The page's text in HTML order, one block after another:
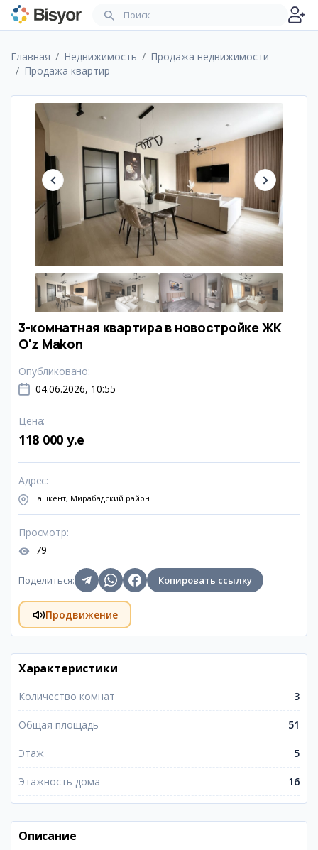
Главная Недвижимость
Продажа недвижимости
Продажа квартир
3-комнатная квартира в новостройке ЖК
O'z Makon
Опубликовано:
04.06.2026, 10:55
Цена:
118 000 y.e
Адрес:
Ташкент, Мирабадский район
Просмотр:
79
Поделиться: Копировать ссылку
Продвижение
Характеристики
Количество комнат 3
Общая площадь 51
Этаж 5
Этажность дома 16
Описание